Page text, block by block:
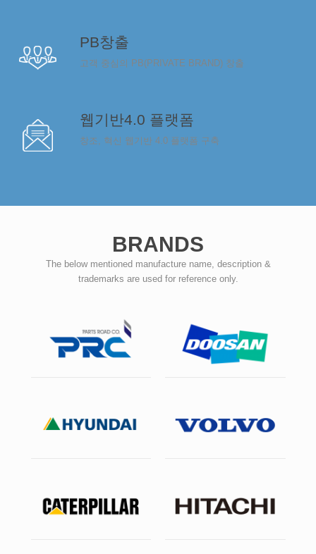
PB창출
고객 중심의 PB(PRIVATE BRAND) 창출
웹기반4.0 플랫폼
창조, 혁신 웹기반 4.0 플랫폼 구축
BRANDS
The below mentioned manufacture name, description &
trademarks are used for reference only.